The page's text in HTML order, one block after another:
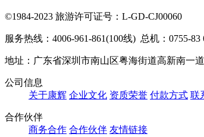
©1984-2023 旅游许可证号：L-GD-CJ00060
服务热线：4006-961-861(100线) 总机：0755-83
地址：广东省深圳市南山区粤海街道高新南一
公司信息
关于康辉 企业文化 资质荣誉 付款方式 联
合作伙伴
商务合作 合作伙伴 友情链接